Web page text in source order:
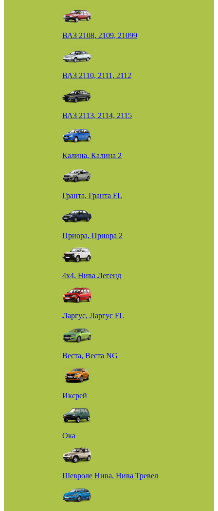
ВАЗ 2108, 2109, 21099
ВАЗ 2110, 2111, 2112
ВАЗ 2113, 2114, 2115
Калина, Калина 2
Гранта, Гранта FL
Приора, Приора 2
4х4, Нива Легенд
Ларгус, Ларгус FL
Веста, Веста NG
Иксрей
Ока
Шевроле Нива, Нива Тревел